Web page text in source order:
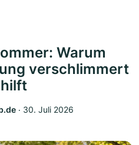
Warum
verschlimmert
‧ 30. Juli 2026